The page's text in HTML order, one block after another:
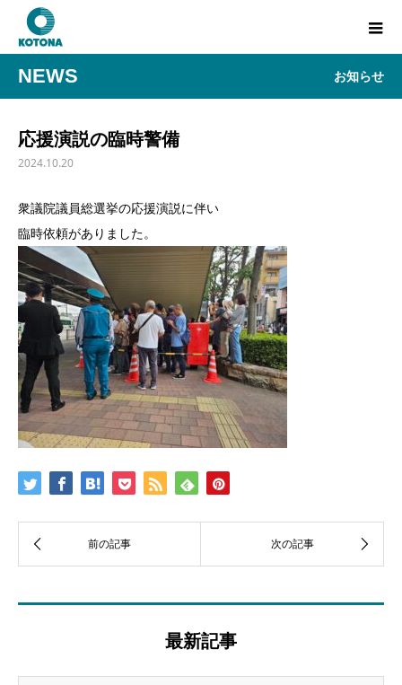
NEWS お知らせ
応援演説の臨時警備
2024.10.20
衆議院議員総選挙の応援演説に伴い
臨時依頼がありました。
最新記事